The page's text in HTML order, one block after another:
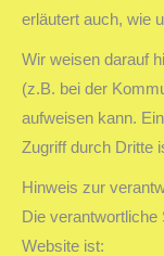
erläutert auch, wie
Wir weisen darauf
(z.B. bei der
aufweisen kann.
Zugriff durch Dritte
Hinweis zur
Die verantwortliche
Website ist: